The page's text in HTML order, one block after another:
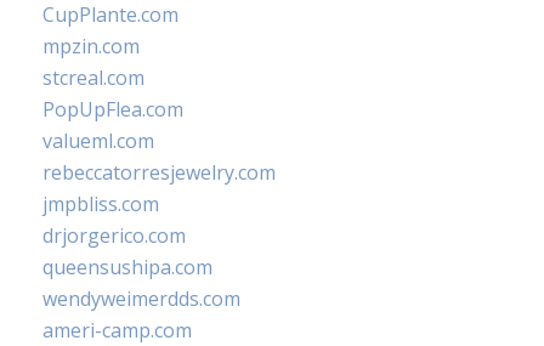
CupPlante.com
mpzin.com
stcreal.com
PopUpFlea.com
valueml.com
rebeccatorresjewelry.com
jmpbliss.com
drjorgerico.com
queensushipa.com
wendyweimerdds.com
ameri-camp.com